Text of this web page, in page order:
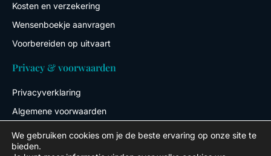
Kosten en verzekering
Wensenboekje aanvragen
Voorbereiden op uitvaart
Privacy & voorwaarden
Privacyverklaring
Algemene voorwaarden
We gebruiken cookies om je de beste ervaring op onze site te
bieden.